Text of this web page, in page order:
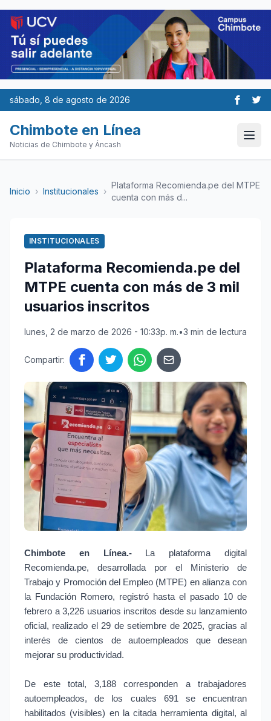
sábado, 8 de agosto de 2026
Chimbote en Línea
Noticias de Chimbote y Áncash
Inicio › Institucionales ›
Plataforma Recomienda.pe del MTPE
cuenta con más d...
INSTITUCIONALES
Plataforma Recomienda.pe del
MTPE cuenta con más de 3 mil
usuarios inscritos
lunes, 2 de marzo de 2026 - 10:33p. m.•3 min de lectura
Compartir:
Chimbote en Línea.-
La plataforma digital
Recomienda.pe, desarrollada por el Ministerio de
Trabajo y Promoción del Empleo (MTPE) en alianza con
la Fundación Romero, registró hasta el pasado 10 de
febrero a 3,226 usuarios inscritos desde su lanzamiento
oficial, realizado el 29 de setiembre de 2025, gracias al
interés de cientos de autoempleados que desean
mejorar su productividad.
De este total, 3,188 corresponden a trabajadores
autoempleados, de los cuales 691 se encuentran
habilitados (visibles) en la citada herramienta digital, al